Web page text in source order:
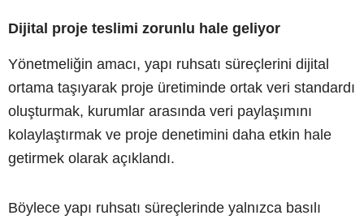
Dijital proje teslimi zorunlu hale geliyor
Yönetmeliğin amacı, yapı ruhsatı süreçlerini dijital
ortama taşıyarak proje üretiminde ortak veri standardı
oluşturmak, kurumlar arasında veri paylaşımını
kolaylaştırmak ve proje denetimini daha etkin hale
getirmek olarak açıklandı.
Böylece yapı ruhsatı süreçlerinde yalnızca basılı